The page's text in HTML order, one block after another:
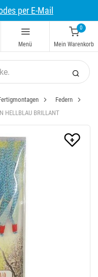
per E-Mail
Menü
0
Mein Warenkorb
Federn
HELLBLAU BRILLANT